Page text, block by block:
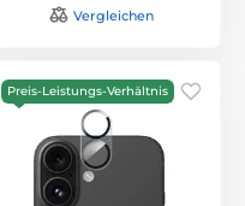
Vergleichen
Preis-Leistungs-Verhältnis